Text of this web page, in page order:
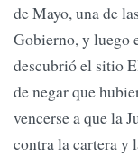
de Mayo, una de
Gobierno, y luego
descubrió el sitio
de negar que
vencerse a que la
contra la cartera y